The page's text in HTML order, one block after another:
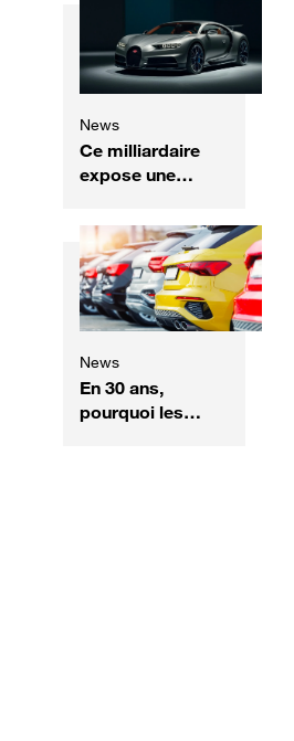
News
Ce milliardaire
expose une
collection de
voitures
d'exception,
entre Bugatti,
Ferrari et
News
En 30 ans,
pourquoi les